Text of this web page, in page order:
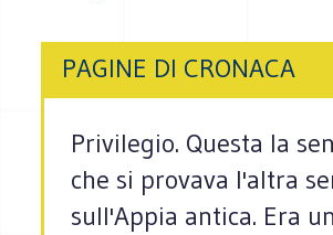
PAGINE DI CRONACA
Privilegio. Questa la
che si provava l'altra
sull'Appia antica. Era